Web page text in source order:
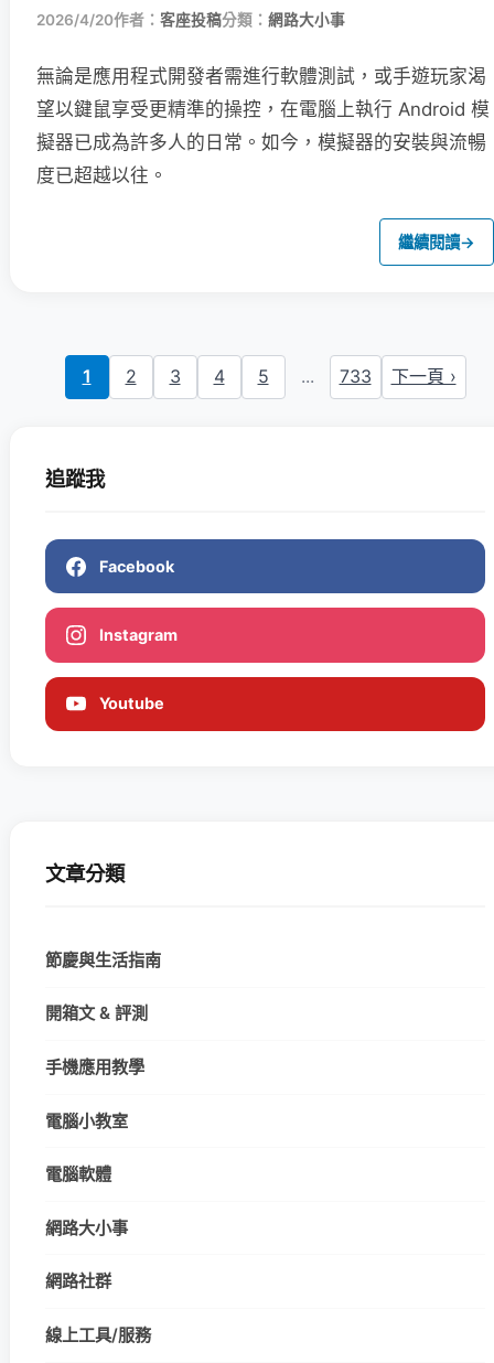
2026/4/20作者： 客座投稿分類： 網路大小事
無論是應用程式開發者需進行軟體測試，或手遊玩家渴
望以鍵鼠享受更精準的操控，在電腦上執行 Android 模
擬器已成為許多人的日常。如今，模擬器的安裝與流暢
度已超越以往。
繼續閱讀→
1 2 3 4 5 ... 733 下一頁 ›
追蹤我
Facebook
Instagram
Youtube
文章分類
節慶與生活指南
開箱文 & 評測
手機應用教學
電腦小教室
電腦軟體
網路大小事
網路社群
線上工具/服務